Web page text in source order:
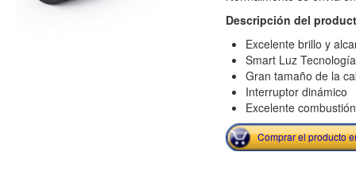
Descripción del
Excelente brillo y
Smart Luz Tecnología
Gran tamaño de la
Interruptor dinámico
Excelente combustión
Comprar el producto